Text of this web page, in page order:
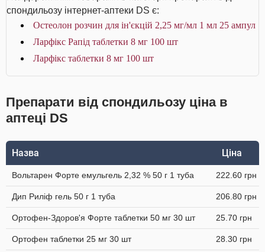
спондильозу інтернет-аптеки DS є:
Остеолон розчин для ін'єкцій 2,25 мг/мл 1 мл 25 ампул
Ларфікс Рапід таблетки 8 мг 100 шт
Ларфікс таблетки 8 мг 100 шт
Препарати від спондильозу ціна в
аптеці DS
Назва Ціна
Вольтарен Форте емульгель 2,32 % 50 г 1 туба 222.60 грн
Дип Риліф гель 50 г 1 туба 206.80 грн
Ортофен-Здоров'я Форте таблетки 50 мг 30 шт 25.70 грн
Ортофен таблетки 25 мг 30 шт 28.30 грн